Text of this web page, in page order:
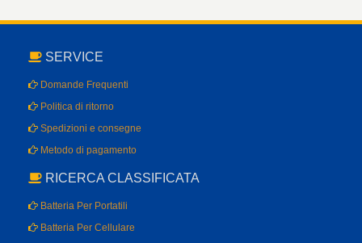
SERVICE
Domande Frequenti
Politica di ritorno
Spedizioni e consegne
Metodo di pagamento
RICERCA CLASSIFICATA
Batteria Per Portatili
Batteria Per Cellulare